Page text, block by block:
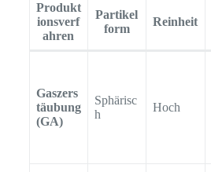
Produkt
ionsverf
ahren
Partikel
form
Reinheit
Gaszers
täubung
(GA)
Sphärisc
h
Hoch